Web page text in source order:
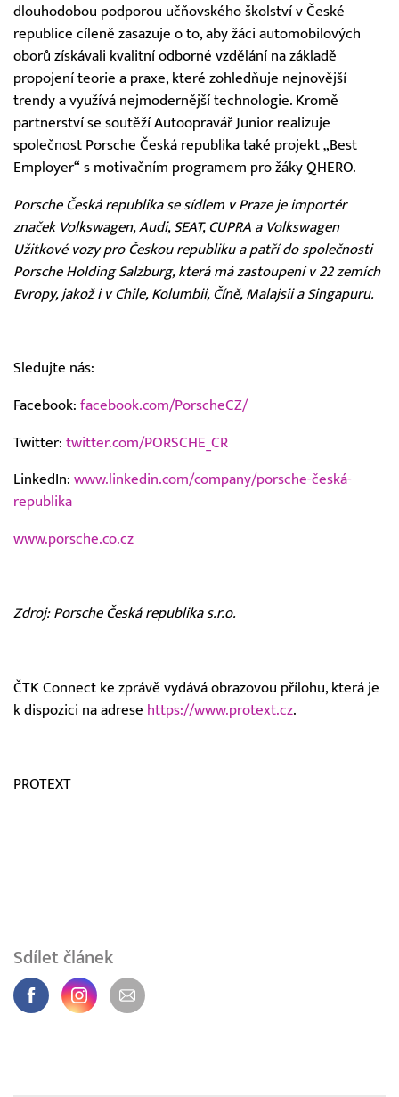
dlouhodobou podporou učňovského školství v České
republice cíleně zasazuje o to, aby žáci automobilových
oborů získávali kvalitní odborné vzdělání na základě
propojení teorie a praxe, které zohledňuje nejnovější
trendy a využívá nejmodernější technologie. Kromě
partnerství se soutěží Autoopravář Junior realizuje
společnost Porsche Česká republika také projekt „Best
Employer“ s motivačním programem pro žáky QHERO.
Porsche Česká republika se sídlem v Praze je importér
značek Volkswagen, Audi, SEAT, CUPRA a Volkswagen
Užitkové vozy pro Českou republiku a patří do společnosti
Porsche Holding Salzburg, která má zastoupení v 22 zemích
Evropy, jakož i v Chile, Kolumbii, Číně, Malajsii a Singapuru.
Sledujte nás:
Facebook: facebook.com/PorscheCZ/
Twitter: twitter.com/PORSCHE_CR
LinkedIn: www.linkedin.com/company/porsche-česká-
republika
www.porsche.co.cz
Zdroj: Porsche Česká republika s.r.o.
ČTK Connect ke zprávě vydává obrazovou přílohu, která je
k dispozici na adrese https://www.protext.cz.
PROTEXT
Sdílet článek